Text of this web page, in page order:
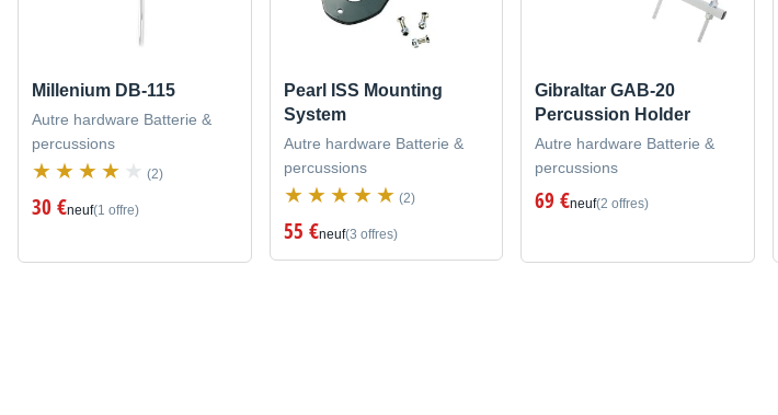
Millenium DB-115
Autre hardware Batterie &
percussions
(2)
30 €neuf(1 offre)
Pearl ISS Mounting
System
Autre hardware Batterie &
percussions
(2)
55 €neuf(3 offres)
Gibraltar GAB-20
Percussion Holder
Autre hardware Batterie &
percussions
69 €neuf(2 offres)